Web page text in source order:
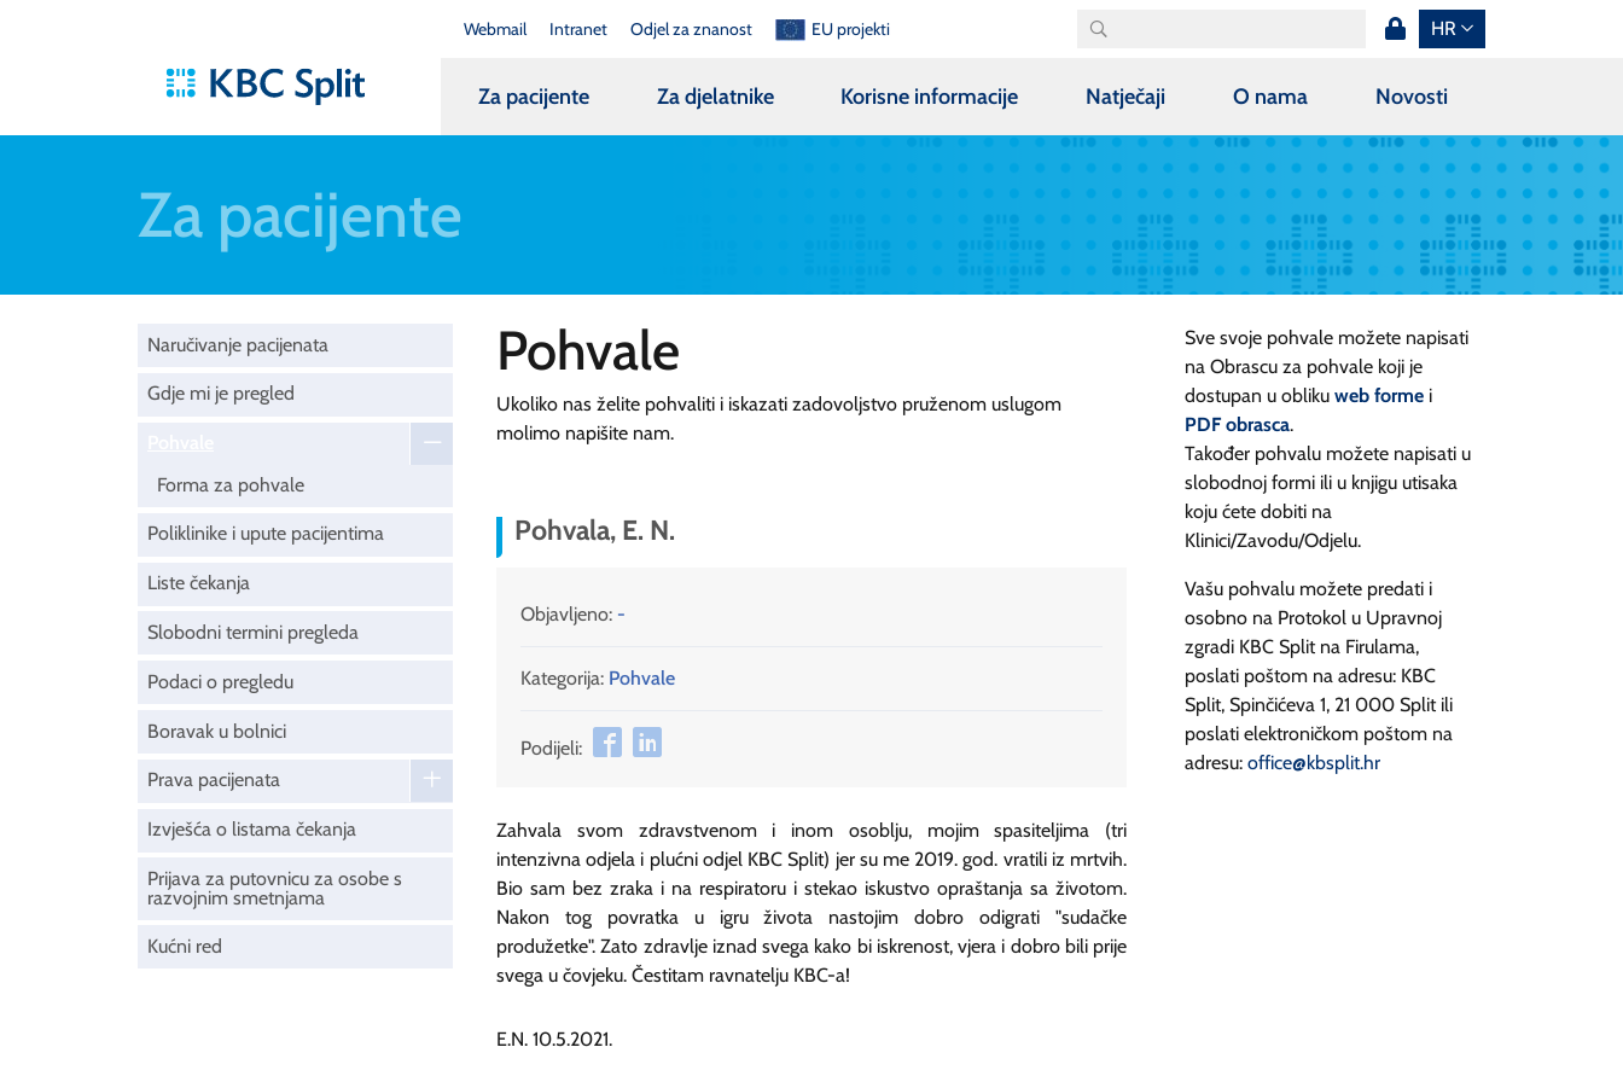
Webmail Intranet Odjel za znanost EU projekti HR
Za pacijente Za djelatnike Korisne informacije Natječaji O nama Novosti
Za pacijente
Naručivanje pacijenata
Gdje mi je pregled
Forma za pohvale
Poliklinike i upute pacijentima
Liste čekanja
Slobodni termini pregleda
Podaci o pregledu
Boravak u bolnici
Prava pacijenata
Izvješća o listama čekanja
Prijava za putovnicu za osobe s
razvojnim smetnjama
Kućni red
Pohvale
Ukoliko nas želite pohvaliti i iskazati zadovoljstvo pruženom uslugom
molimo napišite nam.
Pohvala, E. N.
Objavljeno: -
Kategorija: Pohvale
Podijeli:
Zahvala svom zdravstvenom i inom osoblju, mojim spasiteljima (tri
intenzivna odjela i plućni odjel KBC Split) jer su me 2019. god. vratili iz mrtvih.
Bio sam bez zraka i na respiratoru i stekao iskustvo opraštanja sa životom.
Nakon tog povratka u igru života nastojim dobro odigrati "sudačke
produžetke". Zato zdravlje iznad svega kako bi iskrenost, vjera i dobro bili prije
svega u čovjeku. Čestitam ravnatelju KBC-a!
E.N. 10.5.2021.
Sve svoje pohvale možete napisati
na Obrascu za pohvale koji je
dostupan u obliku web forme i
PDF obrasca.
Također pohvalu možete napisati u
slobodnoj formi ili u knjigu utisaka
koju ćete dobiti na
Klinici/Zavodu/Odjelu.
Vašu pohvalu možete predati i
osobno na Protokol u Upravnoj
zgradi KBC Split na Firulama,
poslati poštom na adresu: KBC
Split, Spinčićeva 1, 21 000 Split ili
poslati elektroničkom poštom na
adresu: office@kbsplit.hr